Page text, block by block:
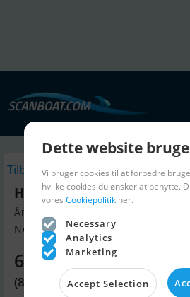
Tilbage
Hatecke 20ziger
Årgang 1960, Sejlbåd til salg
Norddeutschland, Tyskland
66.440 DKK
(8.900 EUR)
Dette website
Vi bruger cookies til at forbedre
hvilke cookies du ønsker at benytte.
vores Cookiepolitik her.
Necessary
Analytics
Marketing
Accept Selection